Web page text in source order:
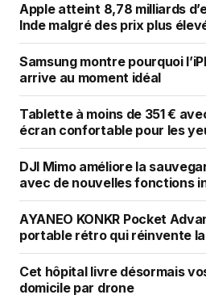
Apple atteint 8,78 milliards
Inde malgré des prix plus
Samsung montre pourquoi
arrive au moment idéal
Tablette à moins de 351 €
écran confortable pour les
DJI Mimo améliore la
avec de nouvelles fonctions
AYANEO KONKR Pocket
portable rétro qui réinvente
Cet hôpital livre désormais
domicile par drone